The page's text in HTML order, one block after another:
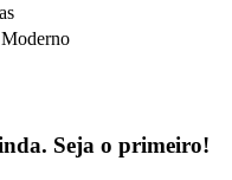
Seja o primeiro!